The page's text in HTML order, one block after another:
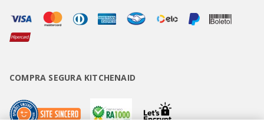
COMPRA SEGURA KITCHENAID